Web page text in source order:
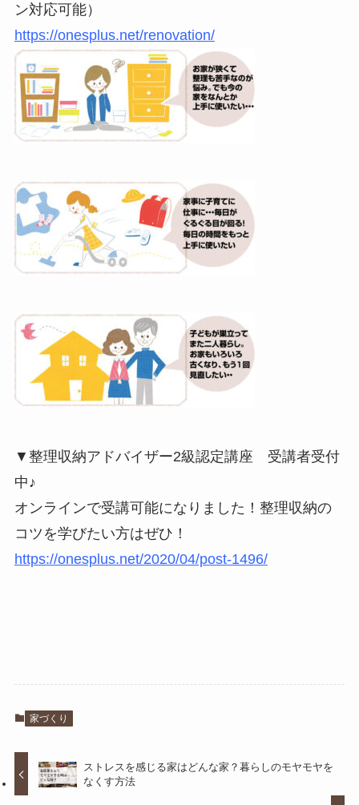
ン対応可能）
https://onesplus.net/renovation/
▼整理収納アドバイザー2級認定講座 受講者受付
中♪
オンラインで受講可能になりました！整理収納の
コツを学びたい方はぜひ！
https://onesplus.net/2020/04/post-1496/
家づくり
ストレスを感じる家はどんな家？暮らしのモヤモヤを
なくす方法